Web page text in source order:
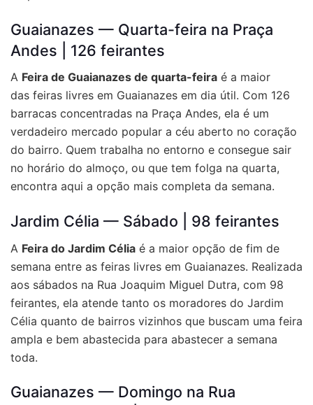
Guaianazes — Quarta-feira na Praça
Andes | 126 feirantes
A Feira de Guaianazes de quarta-feira é a maior
das feiras livres em Guaianazes em dia útil. Com 126
barracas concentradas na Praça Andes, ela é um
verdadeiro mercado popular a céu aberto no coração
do bairro. Quem trabalha no entorno e consegue sair
no horário do almoço, ou que tem folga na quarta,
encontra aqui a opção mais completa da semana.
Jardim Célia — Sábado | 98 feirantes
A Feira do Jardim Célia é a maior opção de fim de
semana entre as feiras livres em Guaianazes. Realizada
aos sábados na Rua Joaquim Miguel Dutra, com 98
feirantes, ela atende tanto os moradores do Jardim
Célia quanto de bairros vizinhos que buscam uma feira
ampla e bem abastecida para abastecer a semana
toda.
Guaianazes — Domingo na Rua